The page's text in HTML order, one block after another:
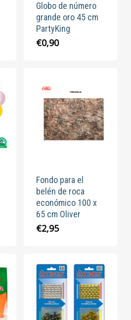
Globo de número
grande oro 45 cm
PartyKing
€0,90
Fondo para el
belén de roca
económico 100 x
65 cm Oliver
€2,95